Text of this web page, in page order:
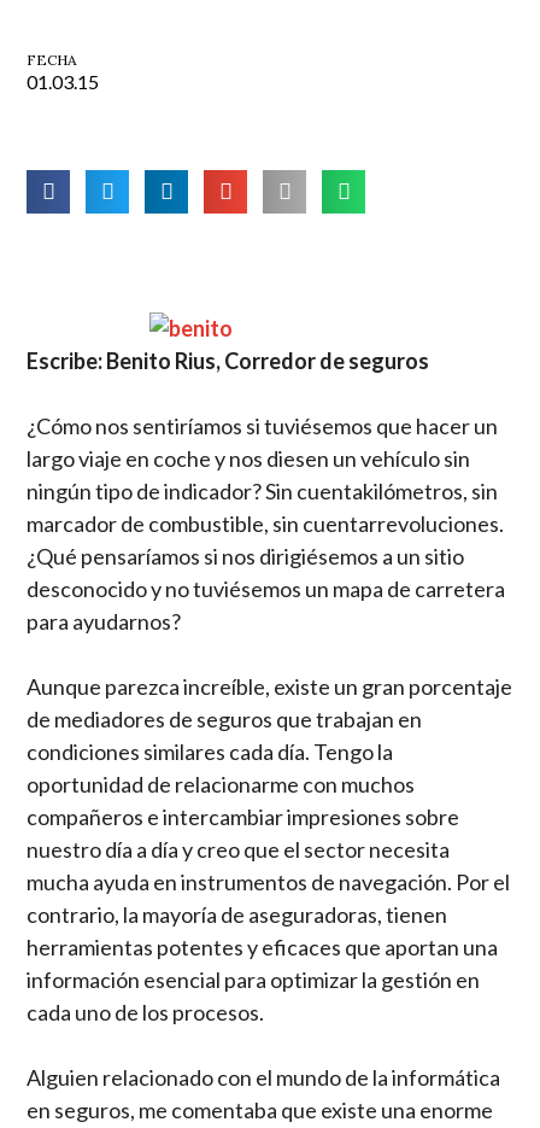
FECHA
01.03.15
Escribe: Benito Rius, Corredor de seguros
¿Cómo nos sentiríamos si tuviésemos que hacer un
largo viaje en coche y nos diesen un vehículo sin
ningún tipo de indicador? Sin cuentakilómetros, sin
marcador de combustible, sin cuentarrevoluciones.
¿Qué pensaríamos si nos dirigiésemos a un sitio
desconocido y no tuviésemos un mapa de carretera
para ayudarnos?
Aunque parezca increíble, existe un gran porcentaje
de mediadores de seguros que trabajan en
condiciones similares cada día. Tengo la
oportunidad de relacionarme con muchos
compañeros e intercambiar impresiones sobre
nuestro día a día y creo que el sector necesita
mucha ayuda en instrumentos de navegación. Por el
contrario, la mayoría de aseguradoras, tienen
herramientas potentes y eficaces que aportan una
información esencial para optimizar la gestión en
cada uno de los procesos.
Alguien relacionado con el mundo de la informática
en seguros, me comentaba que existe una enorme